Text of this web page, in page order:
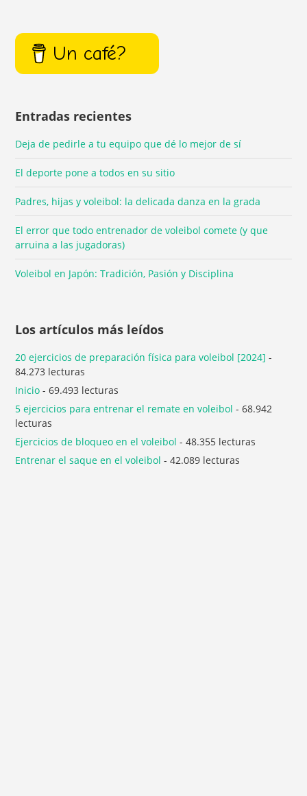
Un café?
Entradas recientes
Deja de pedirle a tu equipo que dé lo mejor de sí
El deporte pone a todos en su sitio
Padres, hijas y voleibol: la delicada danza en la grada
El error que todo entrenador de voleibol comete (y que
arruina a las jugadoras)
Voleibol en Japón: Tradición, Pasión y Disciplina
Los artículos más leídos
20 ejercicios de preparación física para voleibol [2024] -
84.273 lecturas
Inicio - 69.493 lecturas
5 ejercicios para entrenar el remate en voleibol - 68.942
lecturas
Ejercicios de bloqueo en el voleibol - 48.355 lecturas
Entrenar el saque en el voleibol - 42.089 lecturas